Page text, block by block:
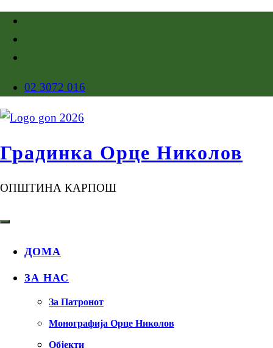
02 3072 016
Градинка Орце Николов
ОПШТИНА КАРПОШ
ДОМА
ЗА НАС
За Патронот
Монографија Орце Николов
Објекти